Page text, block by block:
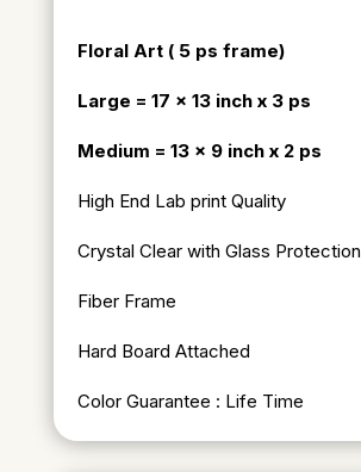
Floral Art ( 5 ps frame)
Large = 17 x 13 inch x 3 ps
Medium = 13 x 9 inch x 2 ps
High End Lab print Quality
Crystal Clear with Glass Protection
Fiber Frame
Hard Board Attached
Color Guarantee : Life Time